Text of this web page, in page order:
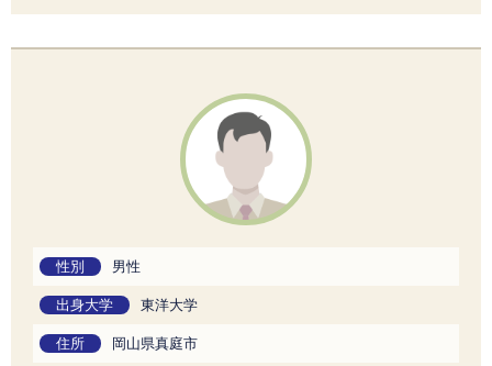
性別 男性
出身大学 東洋大学
住所 岡山県真庭市